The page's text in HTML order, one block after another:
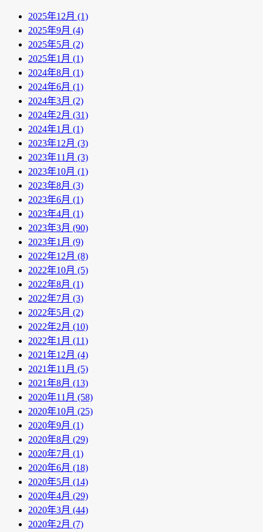
2025年12月 (1)
2025年9月 (4)
2025年5月 (2)
2025年1月 (1)
2024年8月 (1)
2024年6月 (1)
2024年3月 (2)
2024年2月 (31)
2024年1月 (1)
2023年12月 (3)
2023年11月 (3)
2023年10月 (1)
2023年8月 (3)
2023年6月 (1)
2023年4月 (1)
2023年3月 (90)
2023年1月 (9)
2022年12月 (8)
2022年10月 (5)
2022年8月 (1)
2022年7月 (3)
2022年5月 (2)
2022年2月 (10)
2022年1月 (11)
2021年12月 (4)
2021年11月 (5)
2021年8月 (13)
2020年11月 (58)
2020年10月 (25)
2020年9月 (1)
2020年8月 (29)
2020年7月 (1)
2020年6月 (18)
2020年5月 (14)
2020年4月 (29)
2020年3月 (44)
2020年2月 (7)